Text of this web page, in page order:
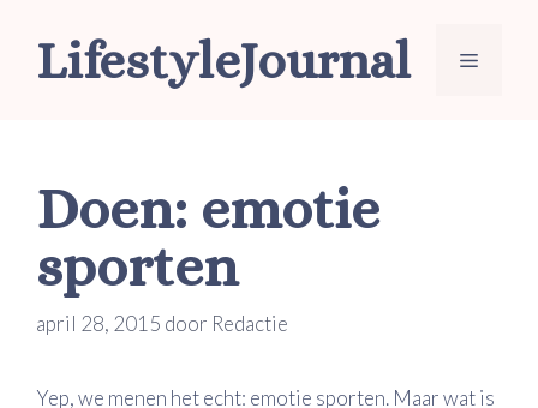
LifestyleJournal Menu
Doen: emotie
sporten
april 28, 2015 door Redactie
Yep, we menen het echt: emotie sporten. Maar wat is